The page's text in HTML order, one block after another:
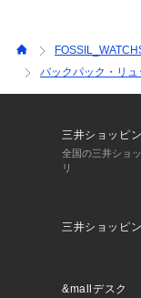
バックパック・リュ
三井ショッピ
全国の三井ショ
リ
三井ショッピ
&mallデスク